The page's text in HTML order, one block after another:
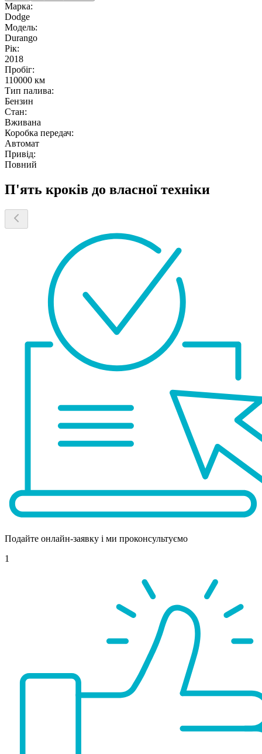
Марка:
Dodge
Модель:
Durango
Рік:
2018
Пробіг:
110000 км
Тип палива:
Бензин
Стан:
Вживана
Коробка передач:
Автомат
Привід:
Повний
П'ять кроків до власної техніки
Подайте онлайн-заявку і ми проконсультуємо
1